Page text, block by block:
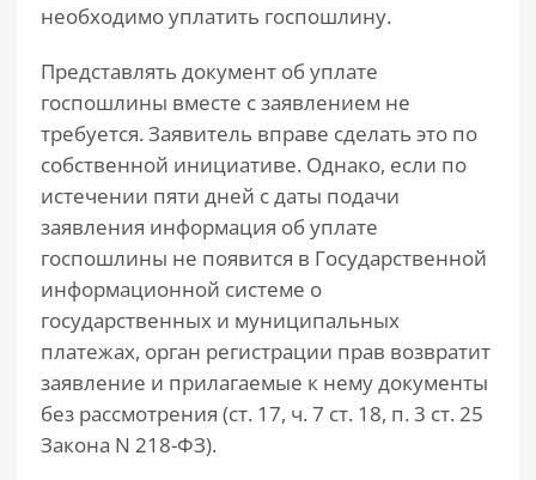
необходимо уплатить госпошлину.
Представлять документ об уплате
госпошлины вместе с заявлением не
требуется. Заявитель вправе сделать это по
собственной инициативе. Однако, если по
истечении пяти дней с даты подачи
заявления информация об уплате
госпошлины не появится в Государственной
информационной системе о
государственных и муниципальных
платежах, орган регистрации прав возвратит
заявление и прилагаемые к нему документы
без рассмотрения (ст. 17, ч. 7 ст. 18, п. 3 ст. 25
Закона N 218-ФЗ).